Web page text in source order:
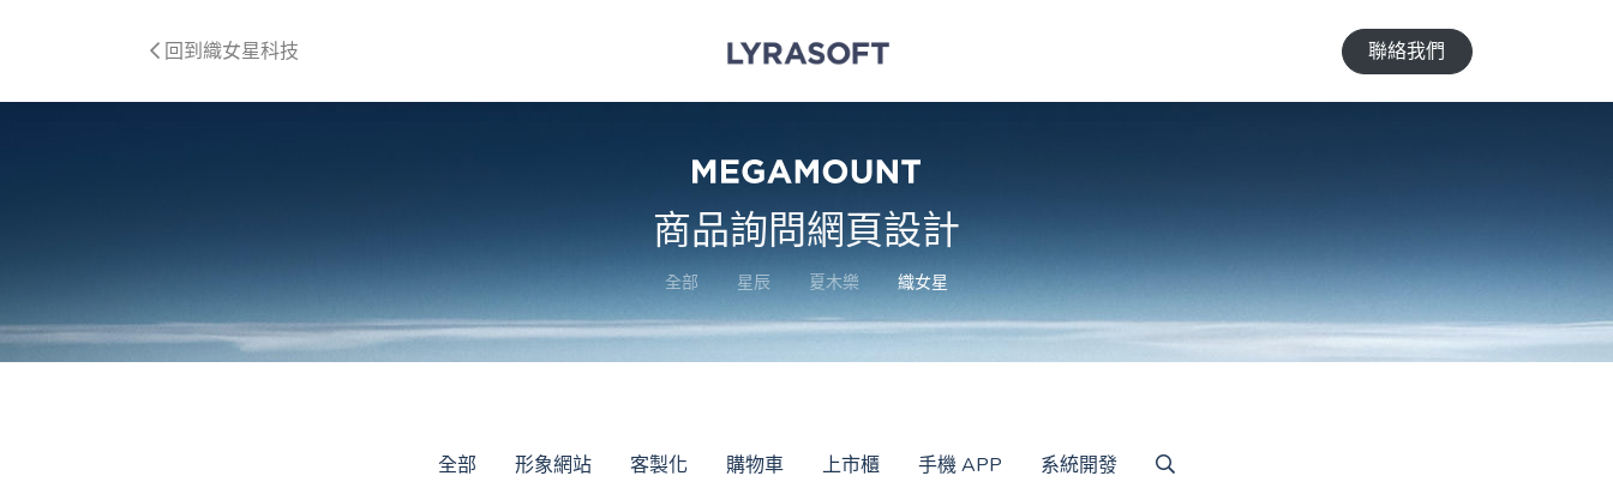
回到織女星科技 聯絡我們
商品詢問網頁設計
全部 星辰 夏木樂 織女星
全部 形象網站 客製化 購物車 上市櫃 手機 APP 系統開發